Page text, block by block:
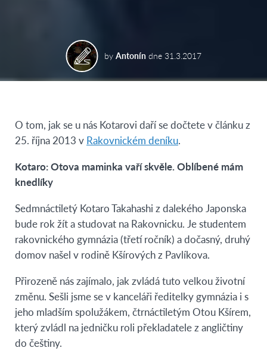
by Antonín dne 31.3.2017
O tom, jak se u nás Kotarovi daří se dočtete v článku z
25. října 2013 v Rakovnickém deníku.
Kotaro: Otova maminka vaří skvěle. Oblíbené mám
knedlíky
Sedmnáctiletý Kotaro Takahashi z dalekého Japonska
bude rok žít a studovat na Rakovnicku. Je studentem
rakovnického gymnázia (třetí ročník) a dočasný, druhý
domov našel v rodině Kšírových z Pavlíkova.
Přirozeně nás zajímalo, jak zvládá tuto velkou životní
změnu. Sešli jsme se v kanceláři ředitelky gymnázia i s
jeho mladším spolužákem, čtrnáctiletým Otou Kšírem,
který zvládl na jedničku roli překladatele z angličtiny
do češtiny.